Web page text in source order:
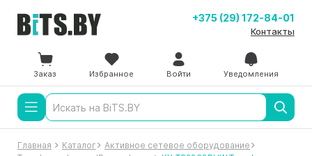
+375 (29) 172-84-01
Контакты
Заказ Избранное Войти Уведомления
Главная Каталог
Активное сетевое оборудование